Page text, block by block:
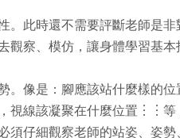
。此時還不需要評斷老師是
察、模仿，讓身體學習基本
。像是：腳應該站什麼樣的
視線該凝聚在什麼位置︙︙
須仔細觀察老師的站姿、姿